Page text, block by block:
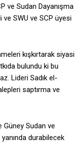
ve Sudan Dayanışma
SWU ve SCP üyesi
kışkırtarak siyasi
bulundu ki bu
Lideri Sadık el-
saptırma ve
Güney Sudan ve
durabilecek